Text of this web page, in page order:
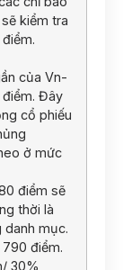
kiểm tra
của Vn-
Đây
cổ phiếu
ở mức
điểm sẽ
thời là
mục.
điểm.
30%